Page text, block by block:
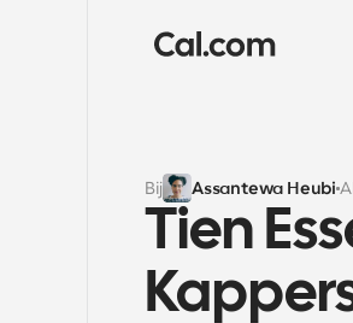
Bij Assantewa Heubi
Tien